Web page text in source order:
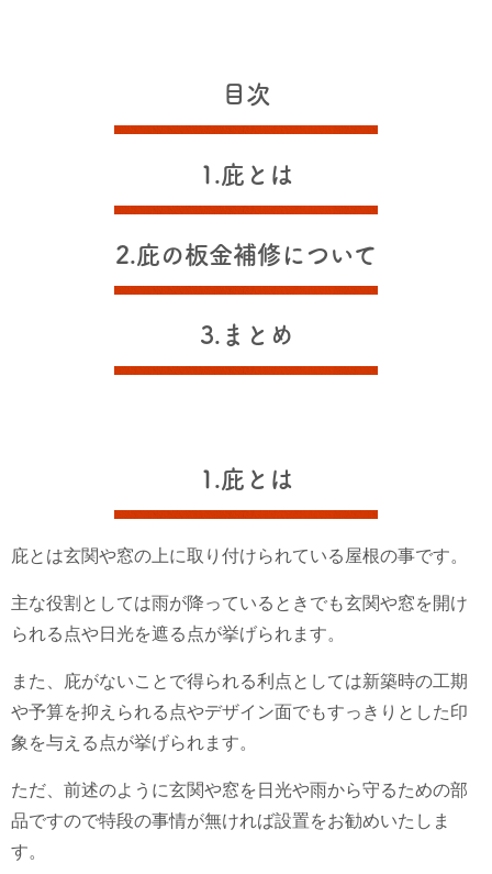
目次
1.庇とは
2.庇の板金補修について
3.まとめ
1.庇とは
庇とは玄関や窓の上に取り付けられている屋根の事です。
主な役割としては雨が降っているときでも玄関や窓を開け
られる点や日光を遮る点が挙げられます。
また、庇がないことで得られる利点としては新築時の工期
や予算を抑えられる点やデザイン面でもすっきりとした印
象を与える点が挙げられます。
ただ、前述のように玄関や窓を日光や雨から守るための部
品ですので特段の事情が無ければ設置をお勧めいたしま
す。